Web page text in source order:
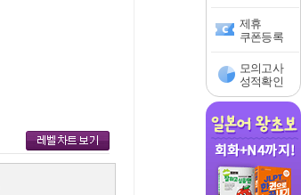
제휴
쿠폰등록
모의고사
성적확인